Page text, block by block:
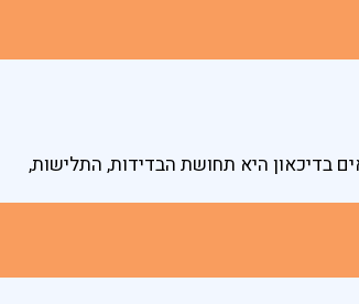
בדיכאון היא תחושת הבדידות, התלישות,